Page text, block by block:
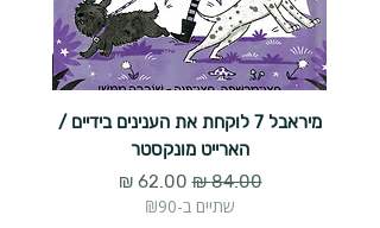
מיראבל 7 לוקחת את הענינים בידיים /
הארייט מונקסטר
מחיר רגיל‏84.00 ‏₪ מחיר מבצע
שתיים ב-₪90